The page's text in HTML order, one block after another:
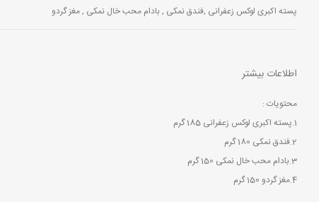
پسته اکبری لوکس زعفرانی ,فندق نمکی , بادام محب خال نمکی , مغز گردو
اطلاعات بیشتر
محتویات :
1.پسته اکبری لوکس زعفرانی 185 گرم
2.فندق نمکی 180 گرم
3.بادام محب خال نمکی 150 گرم
4.مغز گردو 150 گرم